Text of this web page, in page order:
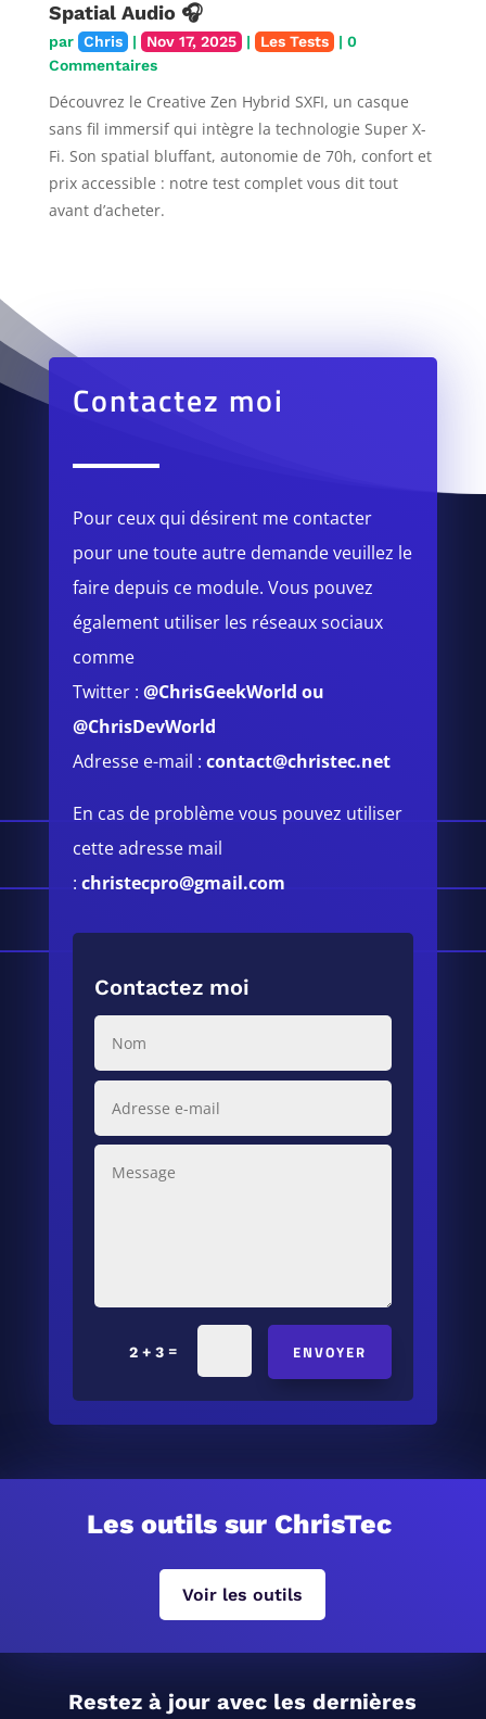
Spatial Audio 🎧
par Chris | Nov 17, 2025 | Les Tests | 0
Commentaires
Découvrez le Creative Zen Hybrid SXFI, un casque
sans fil immersif qui intègre la technologie Super X-
Fi. Son spatial bluffant, autonomie de 70h, confort et
prix accessible : notre test complet vous dit tout
avant d’acheter.
Contactez moi
Pour ceux qui désirent me contacter
pour une toute autre demande veuillez le
faire depuis ce module.Vous pouvez
également utiliser les réseaux sociaux
comme
Twitter :@ChrisGeekWorld ou
@ChrisDevWorld
Adresse e-mail :contact@christec.net
En cas de problème vous pouvez utiliser
cette adresse mail
:christecpro@gmail.com
Contactez moi
2 + 3= ENVOYER
Les outils sur ChrisTec
Voir les outils
Restez à jour avec les dernières